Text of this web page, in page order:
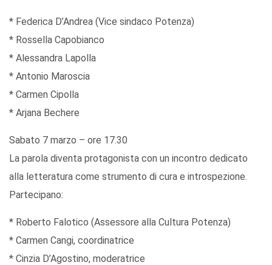
* Federica D’Andrea (Vice sindaco Potenza)
* Rossella Capobianco
* Alessandra Lapolla
* Antonio Maroscia
* Carmen Cipolla
* Arjana Bechere
Sabato 7 marzo – ore 17.30
La parola diventa protagonista con un incontro dedicato
alla letteratura come strumento di cura e introspezione.
Partecipano:
* Roberto Falotico (Assessore alla Cultura Potenza)
* Carmen Cangi, coordinatrice
* Cinzia D’Agostino, moderatrice